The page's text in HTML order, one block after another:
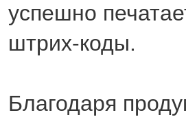
успешно
штрих-коды.
Благодаря